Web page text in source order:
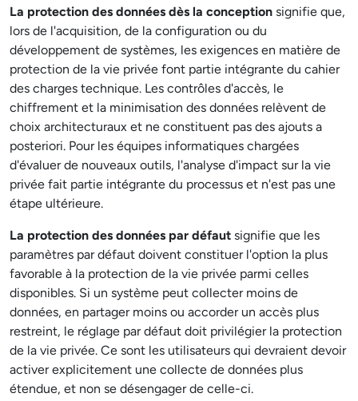
La protection des données dès la conception signifie que,
lors de l'acquisition, de la configuration ou du
développement de systèmes, les exigences en matière de
protection de la vie privée font partie intégrante du cahier
des charges technique. Les contrôles d'accès, le
chiffrement et la minimisation des données relèvent de
choix architecturaux et ne constituent pas des ajouts a
posteriori. Pour les équipes informatiques chargées
d'évaluer de nouveaux outils, l'analyse d'impact sur la vie
privée fait partie intégrante du processus et n'est pas une
étape ultérieure.
La protection des données par défaut signifie que les
paramètres par défaut doivent constituer l'option la plus
favorable à la protection de la vie privée parmi celles
disponibles. Si un système peut collecter moins de
données, en partager moins ou accorder un accès plus
restreint, le réglage par défaut doit privilégier la protection
de la vie privée. Ce sont les utilisateurs qui devraient devoir
activer explicitement une collecte de données plus
étendue, et non se désengager de celle-ci.